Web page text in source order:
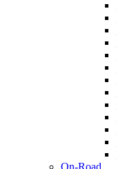
On-Road